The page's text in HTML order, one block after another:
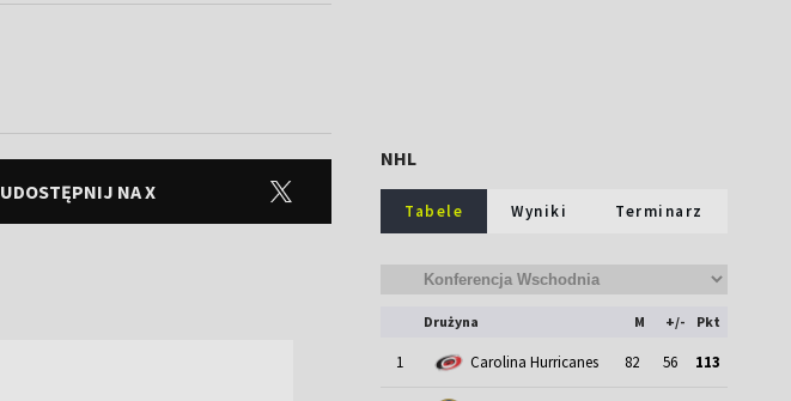
UDOSTĘPNIJ NA X
NHL
Tabele Wyniki Terminarz
Drużyna M +/- Pkt
1 Carolina Hurricanes 82 56 113